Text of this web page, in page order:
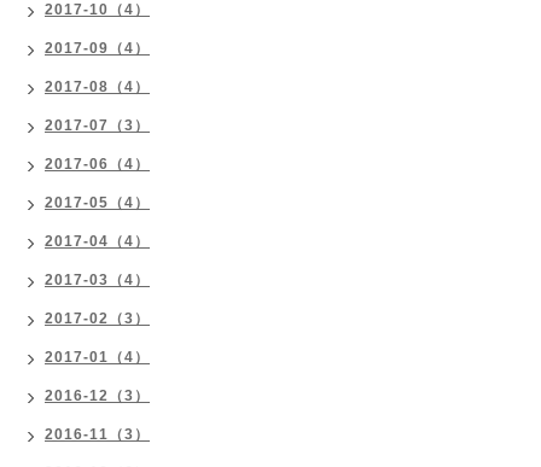
2017-10（4）
2017-09（4）
2017-08（4）
2017-07（3）
2017-06（4）
2017-05（4）
2017-04（4）
2017-03（4）
2017-02（3）
2017-01（4）
2016-12（3）
2016-11（3）